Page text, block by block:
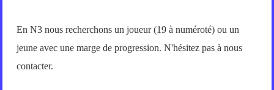
En N3 nous recherchons un joueur (19 à numéroté) ou un
jeune avec une marge de progression. N'hésitez pas à nous
contacter.